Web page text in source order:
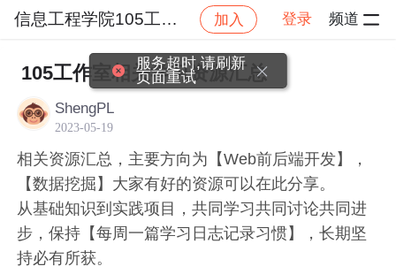
信息工程学院105工作室 加入 登录 频道
社区 信息工程学院105工作室 工作室
105工作室相关学习资源汇总
ShengPL
2023-05-19
相关资源汇总，主要方向为【Web前后端开发】，
【数据挖掘】大家有好的资源可以在此分享。
从基础知识到实践项目，共同学习共同讨论共同进
步，保持【每周一篇学习日志记录习惯】，长期坚
持必有所获。
服务超时,请刷新
页面重试